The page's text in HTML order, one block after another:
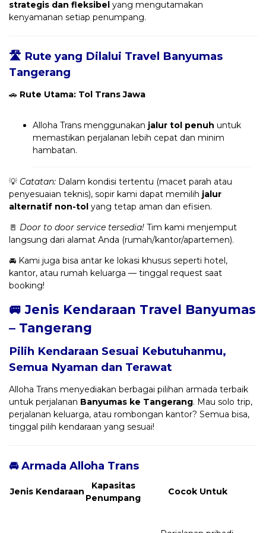
strategis dan fleksibel yang mengutamakan
kenyamanan setiap penumpang.
🛣️ Rute yang Dilalui Travel Banyumas
Tangerang
🚗 Rute Utama: Tol Trans Jawa
Alloha Trans menggunakan jalur tol penuh untuk
memastikan perjalanan lebih cepat dan minim
hambatan.
💡 Catatan: Dalam kondisi tertentu (macet parah atau
penyesuaian teknis), sopir kami dapat memilih jalur
alternatif non-tol yang tetap aman dan efisien.
🚪 Door to door service tersedia! Tim kami menjemput
langsung dari alamat Anda (rumah/kantor/apartemen).
🚘 Kami juga bisa antar ke lokasi khusus seperti hotel,
kantor, atau rumah keluarga — tinggal request saat
booking!
🚐 Jenis Kendaraan Travel Banyumas
– Tangerang
Pilih Kendaraan Sesuai Kebutuhanmu,
Semua Nyaman dan Terawat
Alloha Trans menyediakan berbagai pilihan armada terbaik
untuk perjalanan Banyumas ke Tangerang. Mau solo trip,
perjalanan keluarga, atau rombongan kantor? Semua bisa,
tinggal pilih kendaraan yang sesuai!
🚘 Armada Alloha Trans
Jenis Kendaraan
Kapasitas
Penumpang
Cocok Untuk